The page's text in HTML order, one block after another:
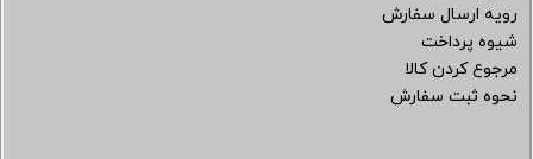
رویه ارسال سفارش
شیوه پرداخت
مرجوع کردن کالا
نحوه ثبت سفارش